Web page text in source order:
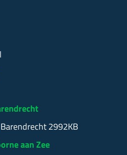
2992KB
aan Zee